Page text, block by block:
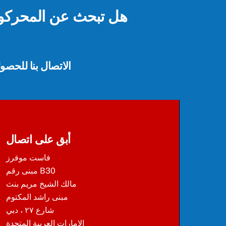
هل تبحث عن
الاتصال بنا
أبق على اتصال
فاست موفرز
مبنى رقم B30
مالك الشيخ مريم بنث
مبنى راشد المكتوم
شارع ٢٧ ، دبي
الامارات العربية المتحدة